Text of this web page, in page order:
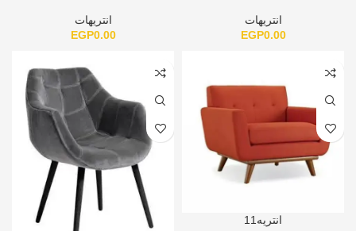
انتريهات
EGP0.00
انتريهات
EGP0.00
انتريه11